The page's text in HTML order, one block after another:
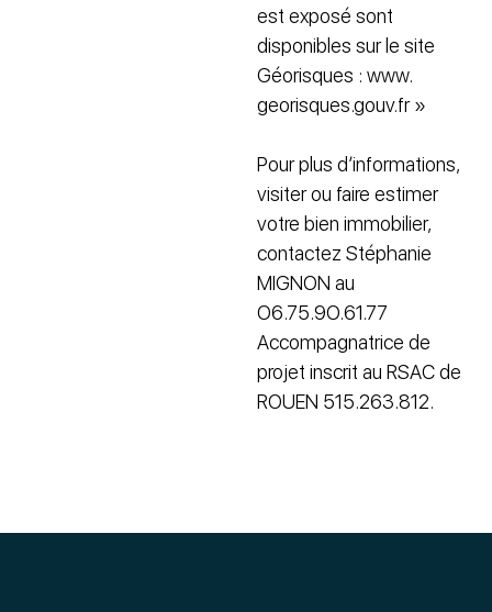
est exposé sont
disponibles sur le site
Géorisques : www.
georisques.gouv.fr »
Pour plus d’informations,
visiter ou faire estimer
votre bien immobilier,
contactez Stéphanie
MIGNON au
O6.75.9O.61.77
Accompagnatrice de
projet inscrit au RSAC de
ROUEN 515.263.812.